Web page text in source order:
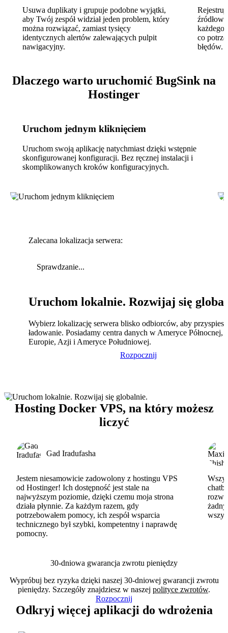
Usuwa duplikaty i grupuje podobne wyjątki,
aby Twój zespół widział jeden problem, który
można rozwiązać, zamiast tysięcy
identycznych alertów zalewających pulpit
nawigacyjny.
każdego
co
błędów.
Dlaczego warto uruchomić BugSink na
Hostinger
Uruchom jednym kliknięciem
Uruchom swoją aplikację natychmiast dzięki wstępnie
skonfigurowanej konfiguracji. Bez ręcznej instalacji i
skomplikowanych kroków konfiguracyjnych.
Zalecana lokalizacja serwera:
Sprawdzanie...
Uruchom lokalnie. Rozwijaj się
Wybierz lokalizację serwera blisko odbiorców, aby
ładowanie. Posiadamy centra danych w Ameryce Północnej,
Europie, Azji i Ameryce Południowej.
Rozpocznij
Hosting Docker VPS, na który możesz
liczyć
Gad Iradufasha
Jestem niesamowicie zadowolony z hostingu VPS
od Hostinger! Ich dostępność jest stale na
najwyższym poziomie, dzięki czemu moja strona
działa płynnie. Za każdym razem, gdy
potrzebowałem pomocy, ich zespół wsparcia
technicznego był szybki, kompetentny i naprawdę
pomocny.
30-dniowa gwarancja zwrotu pieniędzy
Wypróbuj bez ryzyka dzięki naszej 30-dniowej gwarancji zwrotu
pieniędzy. Szczegóły znajdziesz w naszej polityce zwrotów.
Rozpocznij
Odkryj więcej aplikacji do wdrożenia